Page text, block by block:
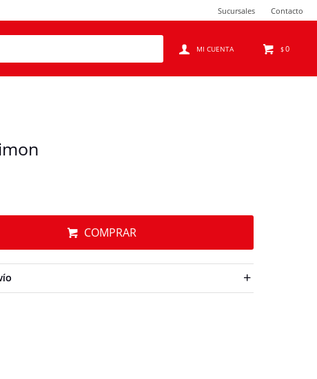
$0
Sucursales Contacto
COMPRAR